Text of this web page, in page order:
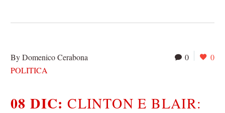
0 0
By Domenico Cerabona
POLITICA
08 DIC:CLINTON E BLAIR: